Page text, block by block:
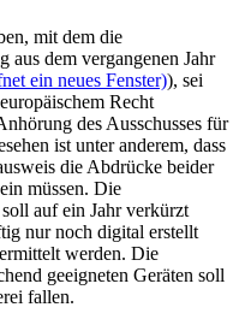
mit dem die
aus dem vergangenen Jahr
ein neues Fenster)), sei
Recht
des Ausschusses für
ist unter anderem, dass
die Abdrücke beider
müssen. Die
auf ein Jahr verkürzt
nur noch digital erstellt
werden. Die
geeigneten Geräten soll
fallen.